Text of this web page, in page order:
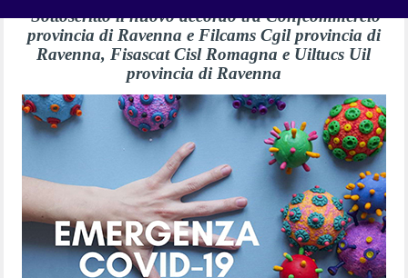
Sottoscritto il nuovo accordo tra Confcommercio
provincia di Ravenna e Filcams Cgil provincia di
Ravenna, Fisascat Cisl Romagna e Uiltucs Uil
provincia di Ravenna